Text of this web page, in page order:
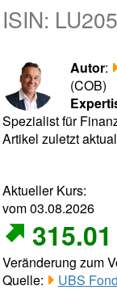
ISIN:
Autor:
(COB)
Spezialist für
Artikel zuletzt
Aktueller Kurs:
vom 03.08.2026
Veränderung zum
Quelle:
UBS